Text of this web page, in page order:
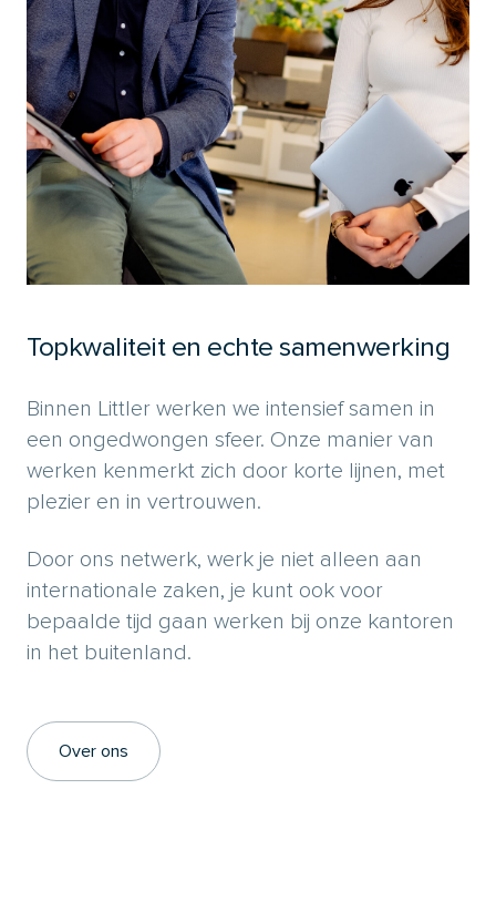
Topkwaliteit en echte samenwerking
Binnen Littler werken we intensief samen in
een ongedwongen sfeer. Onze manier van
werken kenmerkt zich door korte lijnen, met
plezier en in vertrouwen.
Door ons netwerk, werk je niet alleen aan
internationale zaken, je kunt ook voor
bepaalde tijd gaan werken bij onze kantoren
in het buitenland.
Over ons